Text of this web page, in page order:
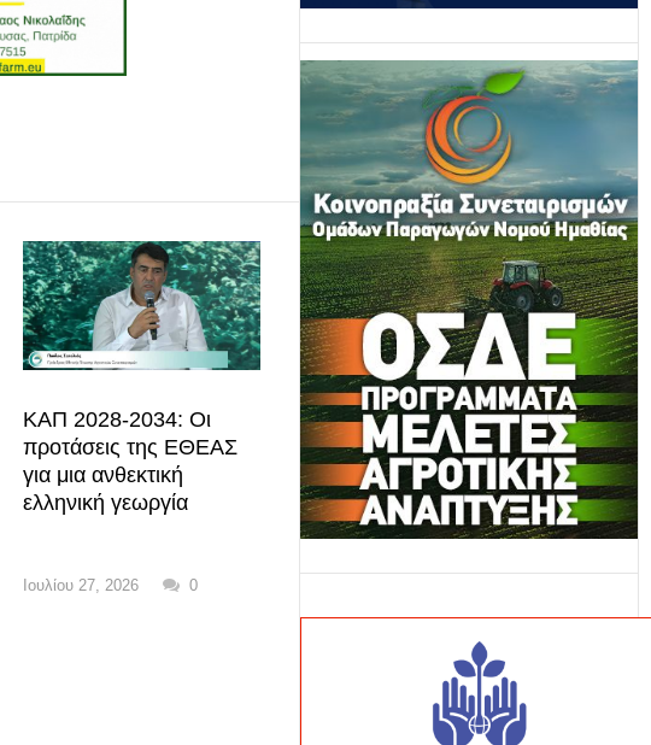
ΚΑΠ 2028-2034: Οι
προτάσεις της ΕΘΕΑΣ
για μια ανθεκτική
ελληνική γεωργία
Ιουλίου 27, 2026 0